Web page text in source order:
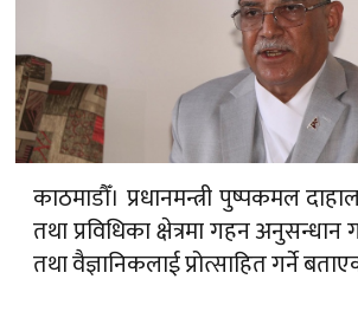
काठमाडौँ। प्रधानमन्त्री पुष्पकमल
तथा प्रविधिका क्षेत्रमा गहन
तथा वैज्ञानिकलाई प्रोत्साहित गर्ने